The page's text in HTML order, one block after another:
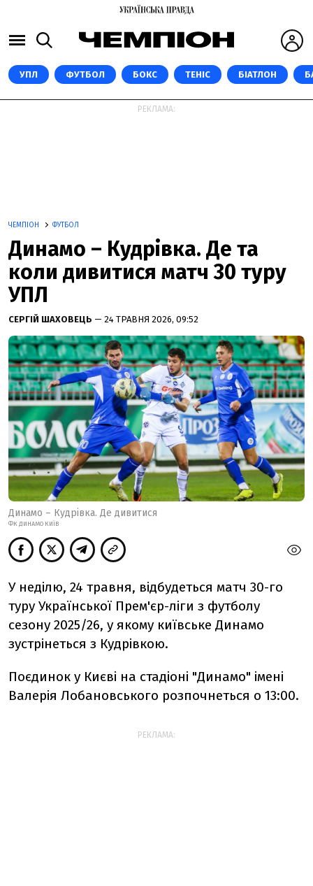
УПЛ ФУТБОЛ БОКС ТЕНІС БІАТЛОН
РЕКЛАМА:
ЧЕМПІОН ФУТБОЛ
Динамо – Кудрівка. Де та
коли дивитися матч 30 туру
УПЛ
СЕРГІЙ ШАХОВЕЦЬ — 24 ТРАВНЯ 2026, 09:52
Динамо – Кудрівка. Де дивитися
ФК ДИНАМО КИЇВ
У неділю, 24 травня, відбудеться матч 30-го
туру Української Прем'єр-ліги з футболу
сезону 2025/26, у якому київське Динамо
зустрінеться з Кудрівкою.
Поєдинок у Києві на стадіоні "Динамо" імені
Валерія Лобановського розпочнеться о 13:00.
РЕКЛАМА: